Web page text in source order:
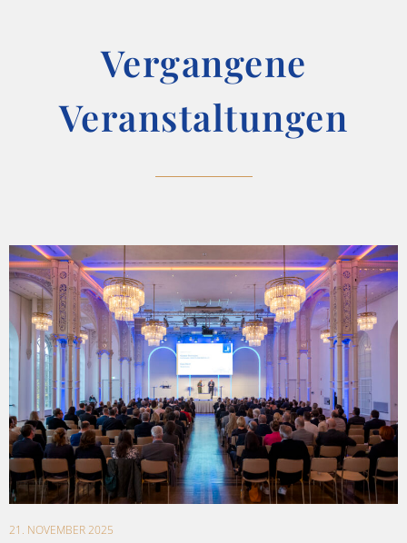
Vergangene
Veranstaltungen
21. NOVEMBER 2025